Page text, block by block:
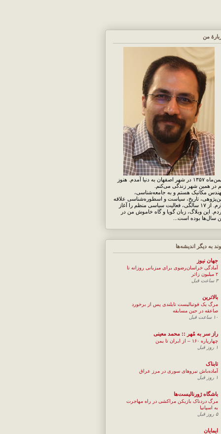
من
بهمن‌ماه ۱۳۵۷ در شهر اصفهان به دنیا آمدم. هنوز
در همین شهر زندگی می‌کنم.
مکانیک هستم و به جامعه‌شناسی،
تاریخ، سیاست و اسطوره‌شناسی علاقه
دارم. از ۱۷ سالگی، فعالیت سیاسی منظم را آغاز
این وبلاگ، زبان گویا و گاه خاموش من در
سال‌ها بوده است...
به ديگر انديشه‌ها
جهان نيوز
آمادگی خراسان‌رضوی برای میزبانی روزانه تا
۲ میلیون زائر
۳ ساعت قبل
بالاترین
مرگ یک فوتبالیست تایلندی پس از برخورد
صاعقه در حین مسابقه
۱۰ ساعت قبل
راز سر به مُهر :: محمد معینی
چهارپاره ۱۶۰ – از ایران تا یمن
۱ روز قبل
تابناک
آماده‌باش نیروهای سوری در مرز عراق
۱ روز قبل
باشگاه ژورنالیست‌ها
مرگ دردناک بازیکن مراکشی در راه مهاجرت
به اسپانیا
۵ روز قبل
ایمایان